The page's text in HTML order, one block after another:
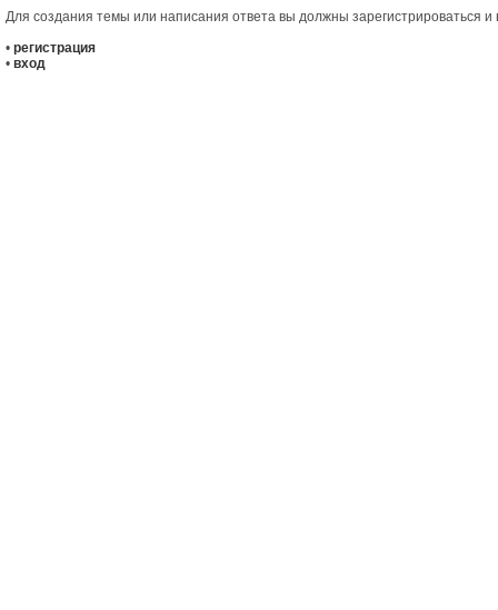
Для создания темы или написания ответа вы должны зарегистрироваться и
• регистрация
• вход